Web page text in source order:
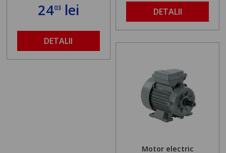
2403lei
DETALII
DETALII
Motor electric